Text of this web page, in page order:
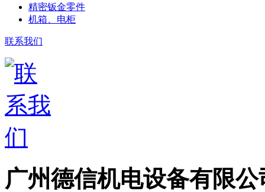
精密钣金零件
机箱、电柜
联系我们
广州德信机电设备有限公